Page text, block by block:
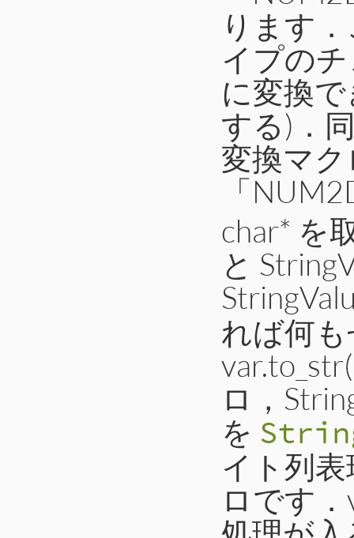
ります
イプの
に変換
する)．
変換マ
「
char* を
と
れば何
ロ，
を
イト列
ロです